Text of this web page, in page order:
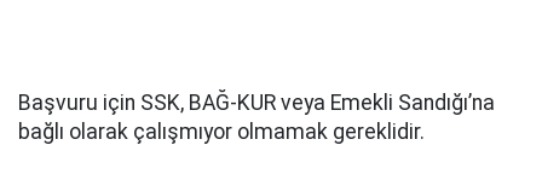
Başvuru için SSK, BAĞ-KUR veya Emekli Sandığı’na
bağlı olarak çalışmıyor olmamak gereklidir.